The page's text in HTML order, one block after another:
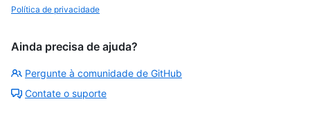
Política de privacidade
Ainda precisa de ajuda?
Pergunte à comunidade de GitHub
Contate o suporte